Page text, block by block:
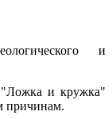
и
"Ложка и кружка"
причинам.